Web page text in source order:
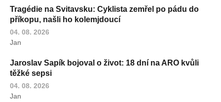
Tragédie na Svitavsku: Cyklista zemřel po pádu do
příkopu, našli ho kolemjdoucí
04. 08. 2026
Jan
Jaroslav Sapík bojoval o život: 18 dní na ARO kvůli
těžké sepsi
04. 08. 2026
Jan